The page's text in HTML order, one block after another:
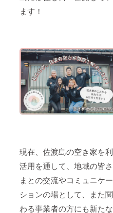
ます！
現在、佐渡島の空き家を利
活用を通して、地域の皆さ
まとの交流やコミュニケー
ションの場として、また関
わる事業者の方にも新たな